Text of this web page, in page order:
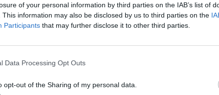
of your personal information by third parties on the IAB’s list of
This information may also be disclosed by us to third parties on the
Participants that may further disclose it to other third parties.
Data Processing Opt Outs
opt-out of the Sharing of my personal data.
Πολύτιμη προσθήκη στους «ψηλούς»
έγινε η δεύτερη μεταγραφική κίνηση του